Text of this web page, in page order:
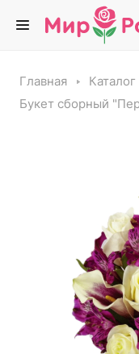
Главная Каталог
Букет сборный